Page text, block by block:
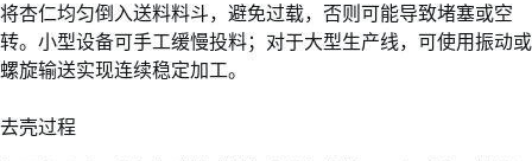
将杏仁均匀倒入送料料斗，避免过载，否则可能导致堵塞或空
转。小型设备可手工缓慢投料；对于大型生产线，可使用振动或
螺旋输送实现连续稳定加工。
去壳过程